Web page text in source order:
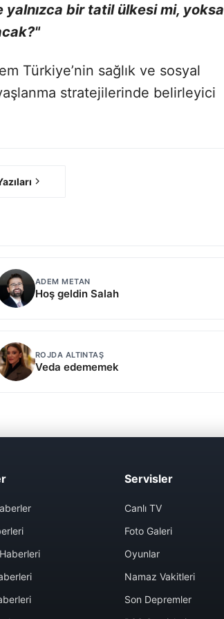
yalnızca bir tatil ülkesi mi, yoksa
Türkiye’nin sağlık ve sosyal
stratejilerinde belirleyici
ADEM METAN
Hoş geldin Salah
ROJDA ALTINTAŞ
Veda edememek
Servisler
Canlı TV
Foto Galeri
Oyunlar
Namaz Vakitleri
Son Depremler